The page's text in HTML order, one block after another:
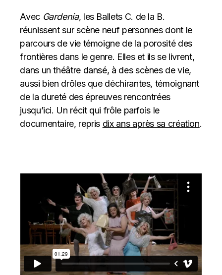
Avec Gardenia, les Ballets C. de la B.
réunissent sur scène neuf personnes dont le
parcours de vie témoigne de la porosité des
frontières dans le genre. Elles et ils se livrent,
dans un théâtre dansé, à des scènes de vie,
aussi bien drôles que déchirantes, témoignant
de la dureté des épreuves rencontrées
jusqu’ici. Un récit qui frôle parfois le
documentaire, repris dix ans après sa création.